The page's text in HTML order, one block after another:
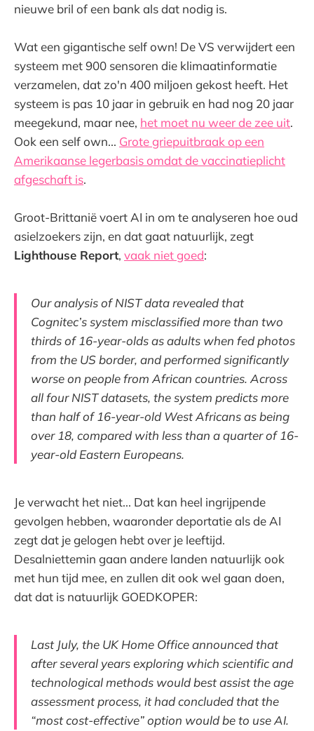
nieuwe bril of een bank als dat nodig is.
Wat een gigantische self own! De VS verwijdert een
systeem met 900 sensoren die klimaatinformatie
verzamelen, dat zo'n 400 miljoen gekost heeft. Het
systeem is pas 10 jaar in gebruik en had nog 20 jaar
meegekund, maar nee, het moet nu weer de zee uit.
Ook een self own... Grote griepuitbraak op een
Amerikaanse legerbasis omdat de vaccinatieplicht
afgeschaft is.
Groot-Brittanië voert AI in om te analyseren hoe oud
asielzoekers zijn, en dat gaat natuurlijk, zegt
Lighthouse Report, vaak niet goed:
Our analysis of NIST data revealed that
Cognitec’s system misclassified more than two
thirds of 16-year-olds as adults when fed photos
from the US border, and performed significantly
worse on people from African countries. Across
all four NIST datasets, the system predicts more
than half of 16-year-old West Africans as being
over 18, compared with less than a quarter of 16-
year-old Eastern Europeans.
Je verwacht het niet... Dat kan heel ingrijpende
gevolgen hebben, waaronder deportatie als de AI
zegt dat je gelogen hebt over je leeftijd.
Desalniettemin gaan andere landen natuurlijk ook
met hun tijd mee, en zullen dit ook wel gaan doen,
dat dat is natuurlijk GOEDKOPER:
Last July, the UK Home Office announced that
after several years exploring which scientific and
technological methods would best assist the age
assessment process, it had concluded that the
“most cost-effective” option would be to use AI.